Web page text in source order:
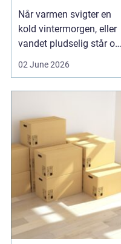
varme og sanitet
Når varmen svigter en
kold vintermorgen, eller
vandet pludselig står op
installatører en central
rolle i hverdagen, selv
om vi sjældent tænker
over det. Gennemgang
af varmea...
02 June 2026